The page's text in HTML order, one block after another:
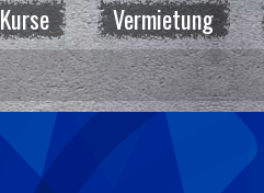
Kurse Vermietung